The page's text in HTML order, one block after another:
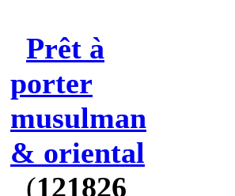
Prêt à
porter
musulman
& oriental
(121826